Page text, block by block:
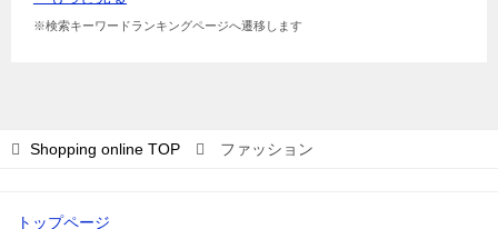
※検索キーワードランキングページへ遷移します
Shopping online TOP ファッション
トップページ